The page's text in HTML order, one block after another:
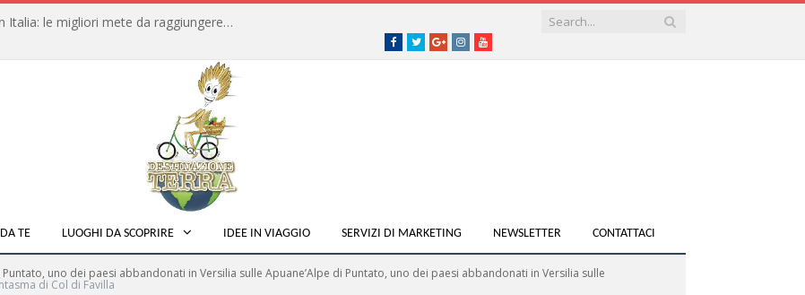
Dove fare campeggio libero in Italia: le migliori mete da raggiungere in traghetto
Facebook
TwitterGoogle+instagramyoutube
TE LUOGHI DA SCOPRIRE IDEE IN VIAGGIO SERVIZI DI MARKETING NEWSLETTER CONTATTACI
Puntato, uno dei paesi abbandonati in Versilia sulle Apuane’Alpe di Puntato, uno dei paesi abbandonati in Versilia sulle
di Col di Favilla